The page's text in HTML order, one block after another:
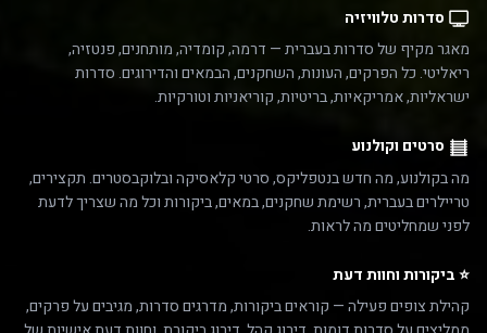
סדרות טלוויזיה
מאגר מקיף של סדרות בעברית — דרמה, קומדיה, מותחנים, פנטזיה,
ריאליטי. כל הפרקים, העונות, השחקנים, הבמאים והדירוגים. סדרות
ישראליות, אמריקאיות, בריטיות, קוריאניות וטורקיות.
סרטים וקולנוע
מה בקולנוע, מה חדש בנטפליקס, סרטי קלאסיקה ובלוקבסטרים. תקצירים,
טריילרים בעברית, רשימת שחקנים, במאים, ביקורות וכל מה שצריך לדעת
לפני שמחליטים מה לראות.
⭐ ביקורות וחוות דעת
קהילת צופים פעילה — קוראים ביקורות, מדרגים סדרות, מגיבים על פרקים,